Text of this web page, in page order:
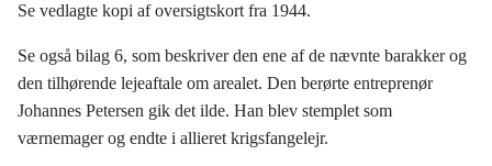
Se vedlagte kopi af oversigtskort fra 1944.
Se også bilag 6, som beskriver den ene af de nævnte barakker og
den tilhørende lejeaftale om arealet. Den berørte entreprenør
Johannes Petersen gik det ilde. Han blev stemplet som
værnemager og endte i allieret krigsfangelejr.